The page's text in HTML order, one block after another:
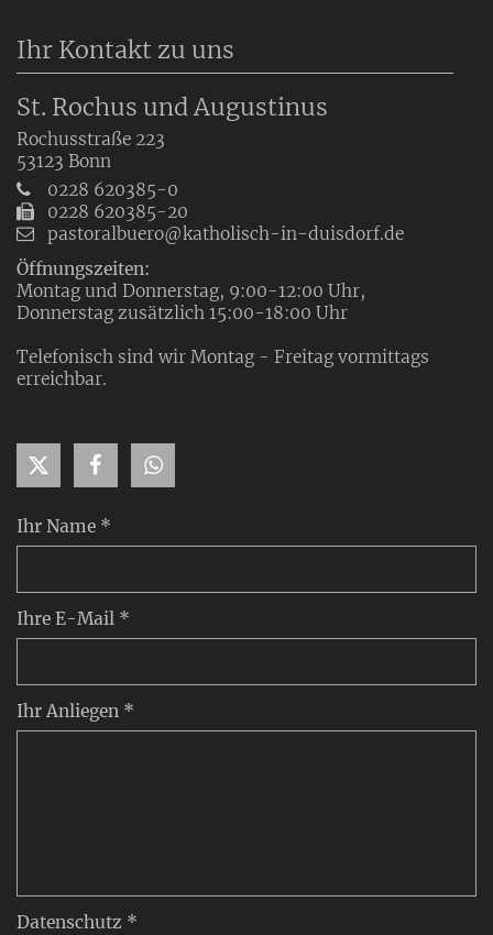
Ihr Name *
Ihre E-Mail *
Ihr Anliegen *
Datenschutz *
Ihr Kontakt zu uns
St. Rochus und Augustinus
Rochusstraße 223
53123 Bonn
0228 620385-0
0228 620385-20
pastoralbuero@katholisch-in-duisdorf.de
Öffnungszeiten:
Montag und Donnerstag, 9:00-12:00 Uhr,
Donnerstag zusätzlich 15:00-18:00 Uhr
Telefonisch sind wir Montag - Freitag vormittags
erreichbar.